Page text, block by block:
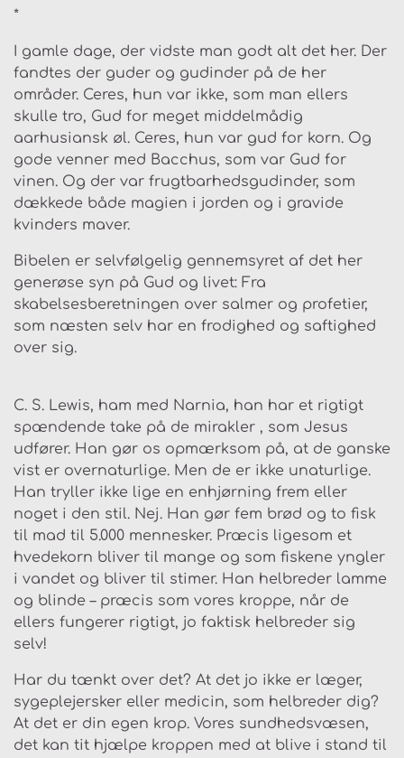
*
I gamle dage, der vidste man godt alt det her. Der
fandtes der guder og gudinder på de her
områder. Ceres, hun var ikke, som man ellers
skulle tro, Gud for meget middelmådig
aarhusiansk øl. Ceres, hun var gud for korn. Og
gode venner med Bacchus, som var Gud for
vinen. Og der var frugtbarhedsgudinder, som
dækkede både magien i jorden og i gravide
kvinders maver.
Bibelen er selvfølgelig gennemsyret af det her
generøse syn på Gud og livet: Fra
skabelsesberetningen over salmer og profetier,
som næsten selv har en frodighed og saftighed
over sig.
C. S. Lewis, ham med Narnia, han har et rigtigt
spændende take på de mirakler , som Jesus
udfører. Han gør os opmærksom på, at de ganske
vist er overnaturlige. Men de er ikke unaturlige.
Han tryller ikke lige en enhjørning frem eller
noget i den stil. Nej. Han gør fem brød og to fisk
til mad til 5.000 mennesker. Præcis ligesom et
hvedekorn bliver til mange og som fiskene yngler
i vandet og bliver til stimer. Han helbreder lamme
og blinde – præcis som vores kroppe, når de
ellers fungerer rigtigt, jo faktisk helbreder sig
selv!
Har du tænkt over det? At det jo ikke er læger,
sygeplejersker eller medicin, som helbreder dig?
At det er din egen krop. Vores sundhedsvæsen,
det kan tit hjælpe kroppen med at blive i stand til